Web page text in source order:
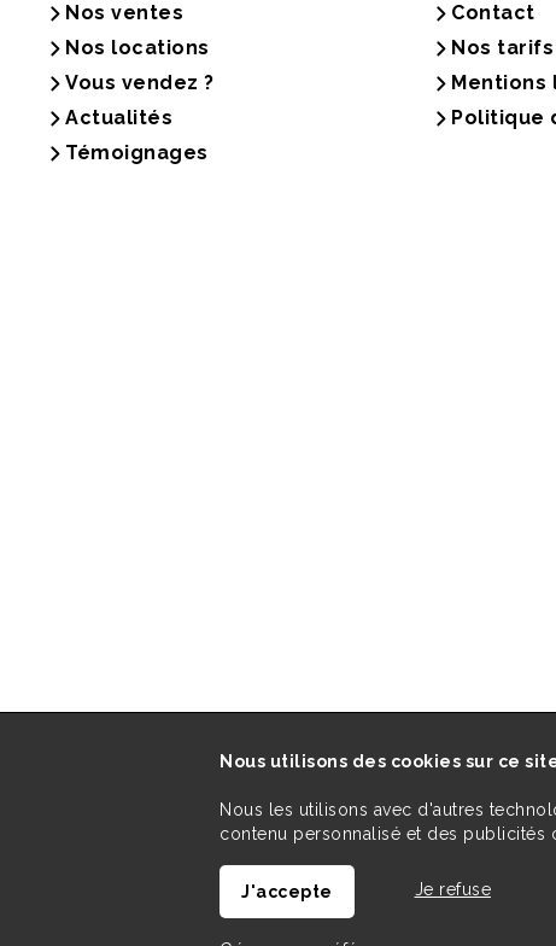
Nos ventes
Nos locations
Vous vendez ?
Actualités
Témoignages
Contact
Nos tarifs
Mentions
Politique
Nous utilisons des cookies sur ce
Nous les utilisons avec d'autres
contenu personnalisé et des publicités
J'accepte Je refuse